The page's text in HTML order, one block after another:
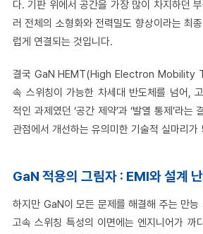
다. 기판 위에서 공간을 가장 많이 차지하던
러 전체의 소형화와 전력밀도 향상이라는 최
럽게 연결되는 것입니다.
결국 GaN HEMT(High Electron Mobility
속 스위칭이 가능한 차세대 반도체를 넘어,
적인 과제였던 ‘공간 제약’과 ‘발열 통제’라는
관점에서 개선하는 유의미한 기술적 실마리가
GaN 적용의 그림자 : EMI와 설계
하지만 GaN이 모든 문제를 해결해 주는 만능
고속 스위칭 특성의 이면에는 엔지니어가 까